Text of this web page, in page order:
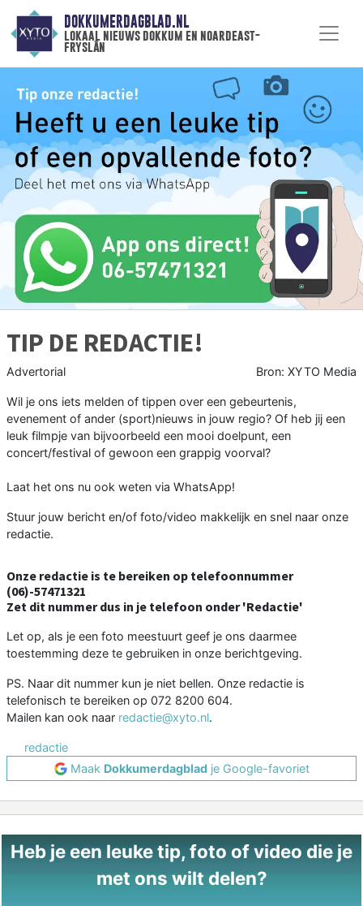
DOKKUMERDAGBLAD.NL
lokaal nieuws dokkum en noardeast-
fryslân
TIP DE REDACTIE!
Advertorial Bron: XYTO Media
Wil je ons iets melden of tippen over een gebeurtenis,
evenement of ander (sport)nieuws in jouw regio? Of heb jij een
leuk filmpje van bijvoorbeeld een mooi doelpunt, een
concert/festival of gewoon een grappig voorval?
Laat het ons nu ook weten via WhatsApp!
Stuur jouw bericht en/of foto/video makkelijk en snel naar onze
redactie.
Onze redactie is te bereiken op telefoonnummer
(06)-57471321
Zet dit nummer dus in je telefoon onder 'Redactie'
Let op, als je een foto meestuurt geef je ons daarmee
toestemming deze te gebruiken in onze berichtgeving.
PS. Naar dit nummer kun je niet bellen. Onze redactie is
telefonisch te bereiken op 072 8200 604.
Mailen kan ook naar redactie@xyto.nl.
redactie
Maak Dokkumerdagbladje Google-favoriet
Heb je een leuke tip, foto of video die je
met ons wilt delen?